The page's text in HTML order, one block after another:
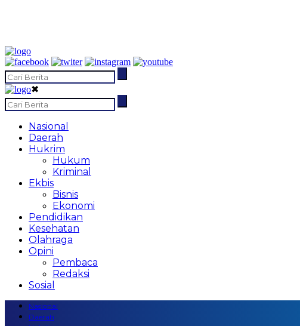
✖
Nasional
Daerah
Hukrim
Hukum
Kriminal
Ekbis
Bisnis
Ekonomi
Pendidikan
Kesehatan
Olahraga
Opini
Pembaca
Redaksi
Sosial
Nasional
Daerah